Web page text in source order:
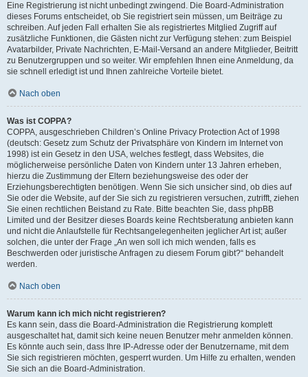
Eine Registrierung ist nicht unbedingt zwingend. Die Board-Administration
dieses Forums entscheidet, ob Sie registriert sein müssen, um Beiträge zu
schreiben. Auf jeden Fall erhalten Sie als registriertes Mitglied Zugriff auf
zusätzliche Funktionen, die Gästen nicht zur Verfügung stehen: zum Beispiel
Avatarbilder, Private Nachrichten, E-Mail-Versand an andere Mitglieder, Beitritt
zu Benutzergruppen und so weiter. Wir empfehlen Ihnen eine Anmeldung, da
sie schnell erledigt ist und Ihnen zahlreiche Vorteile bietet.
Nach oben
Was ist COPPA?
COPPA, ausgeschrieben Children’s Online Privacy Protection Act of 1998
(deutsch: Gesetz zum Schutz der Privatsphäre von Kindern im Internet von
1998) ist ein Gesetz in den USA, welches festlegt, dass Websites, die
möglicherweise persönliche Daten von Kindern unter 13 Jahren erheben,
hierzu die Zustimmung der Eltern beziehungsweise des oder der
Erziehungsberechtigten benötigen. Wenn Sie sich unsicher sind, ob dies auf
Sie oder die Website, auf der Sie sich zu registrieren versuchen, zutrifft, ziehen
Sie einen rechtlichen Beistand zu Rate. Bitte beachten Sie, dass phpBB
Limited und der Besitzer dieses Boards keine Rechtsberatung anbieten kann
und nicht die Anlaufstelle für Rechtsangelegenheiten jeglicher Art ist; außer
solchen, die unter der Frage „An wen soll ich mich wenden, falls es
Beschwerden oder juristische Anfragen zu diesem Forum gibt?“ behandelt
werden.
Nach oben
Warum kann ich mich nicht registrieren?
Es kann sein, dass die Board-Administration die Registrierung komplett
ausgeschaltet hat, damit sich keine neuen Benutzer mehr anmelden können.
Es könnte auch sein, dass Ihre IP-Adresse oder der Benutzername, mit dem
Sie sich registrieren möchten, gesperrt wurden. Um Hilfe zu erhalten, wenden
Sie sich an die Board-Administration.